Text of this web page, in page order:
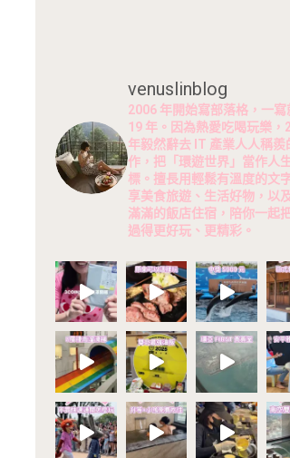
venuslinblog
2006 年開始寫部落格，一寫
19 年。因為熱愛吃喝玩樂，
年毅然辭去 IT 產業人人稱羨
作，把「環遊世界」當作人
標。擅長用輕鬆有溫度的文
享美食旅遊、生活好物，以
滿滿的飯店住宿，陪你一起
過得更好玩、更精彩。